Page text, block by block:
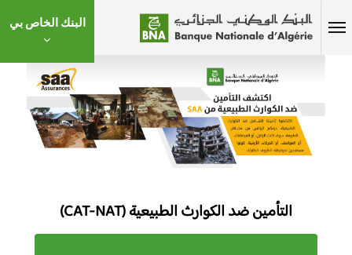
البنك الخاص بي
التأمين ضد الكوارث الطبيعية (CAT-NAT)